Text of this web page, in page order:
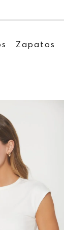
Zapatos